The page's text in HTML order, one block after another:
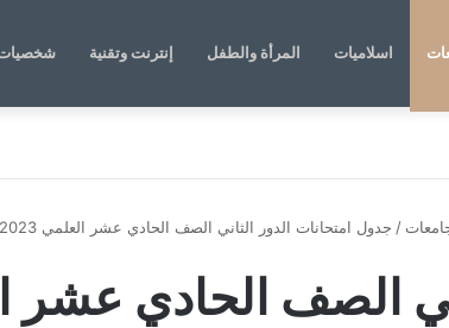
اسلاميات المرأة والطفل إنترنت وتقنية شخصيات
/ جدول امتحانات الدور الثاني الصف الحادي عشر العلمي 2023 الكويت
الحادي عشر العلمي